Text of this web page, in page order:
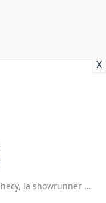
X
Dune: Prophecy, la showrunner e il cast commentano i drammatici eventi del primo episodio